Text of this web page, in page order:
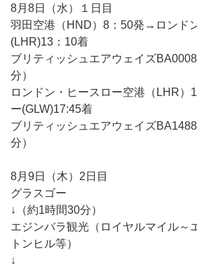
8月8日（水）１日目
羽田空港（HND）8：50発→ロンド
(LHR)13：10着
ブリティッシュエアウェイズ
分）
ロンドン・ヒースロー空港（LHR
ー(GLW)17:45着
ブリティッシュエアウェイズ
分）
8月9日（木）2日目
グラスゴー
↓（約1時間30分）
エジンバラ観光（ロイヤルマイル～
トンヒル等）
↓